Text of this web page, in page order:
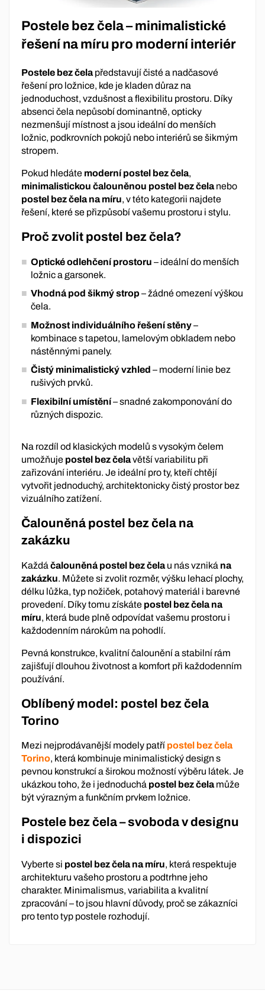
Postele bez čela – minimalistické
řešení na míru pro moderní interiér
Postele bez čelapředstavují čisté a nadčasové
řešení pro ložnice, kde je kladen důraz na
jednoduchost, vzdušnost a flexibilitu prostoru. Díky
absenci čela nepůsobí dominantně, opticky
nezmenšují místnost a jsou ideální do menších
ložnic, podkrovních pokojů nebo interiérů se šikmým
stropem.
Pokud hledáte moderní postel bez čela,
minimalistickou čalouněnou postel bez čelanebo
postel bez čela na míru, v této kategorii najdete
řešení, které se přizpůsobí vašemu prostoru i stylu.
Proč zvolit postel bez čela?
Optické odlehčení prostoru – ideální do menších
ložnic a garsonek.
Vhodná pod šikmý strop– žádné omezení výškou
čela.
Možnost individuálního řešení stěny–
kombinace s tapetou, lamelovým obkladem nebo
nástěnnými panely.
Čistý minimalistický vzhled – moderní linie bez
rušivých prvků.
Flexibilní umístění– snadné zakomponování do
různých dispozic.
Na rozdíl od klasických modelů s vysokým čelem
umožňuje postel bez čelavětší variabilitu při
zařizování interiéru. Je ideální pro ty, kteří chtějí
vytvořit jednoduchý, architektonicky čistý prostor bez
vizuálního zatížení.
Čalouněná postel bez čela na
zakázku
Každá čalouněná postel bez čelau nás vzniká na
zakázku. Můžete si zvolit rozměr, výšku lehací plochy,
délku lůžka, typ nožiček, potahový materiál i barevné
provedení. Díky tomu získáte postel bez čela na
míru, která bude plně odpovídat vašemu prostoru i
každodenním nárokům na pohodlí.
Pevná konstrukce, kvalitní čalounění a stabilní rám
zajišťují dlouhou životnost a komfort při každodenním
používání.
Oblíbený model: postel bez čela
Torino
Mezi nejprodávanější modely patří postel bez čela
Torino, která kombinuje minimalistický design s
pevnou konstrukcí a širokou možností výběru látek. Je
ukázkou toho, že i jednoduchá postel bez čelamůže
být výrazným a funkčním prvkem ložnice.
Postele bez čela – svoboda v designu
i dispozici
Vyberte si postel bez čela na míru, která respektuje
architekturu vašeho prostoru a podtrhne jeho
charakter. Minimalismus, variabilita a kvalitní
zpracování – to jsou hlavní důvody, proč se zákazníci
pro tento typ postele rozhodují.